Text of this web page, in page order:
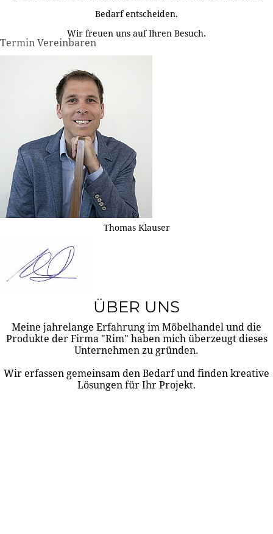
Bedarf entscheiden.
Wir freuen uns auf Ihren Besuch.
Termin Vereinbaren
Thomas Klauser
ÜBER UNS
Meine jahrelange Erfahrung im Möbelhandel und die
Produkte der Firma "Rim" haben mich überzeugt dieses
Unternehmen zu gründen.
Wir erfassen gemeinsam den Bedarf und finden kreative
Lösungen für Ihr Projekt.